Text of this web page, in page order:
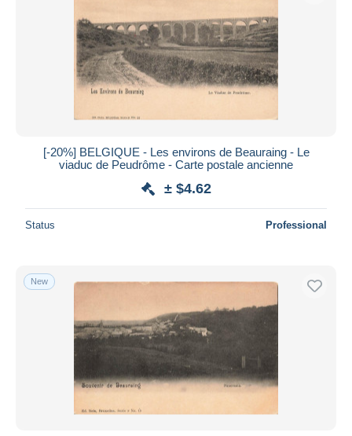
[-20%] BELGIQUE - Les environs de Beauraing - Le
viaduc de Peudrôme - Carte postale ancienne
± $4.62
Status Professional
New